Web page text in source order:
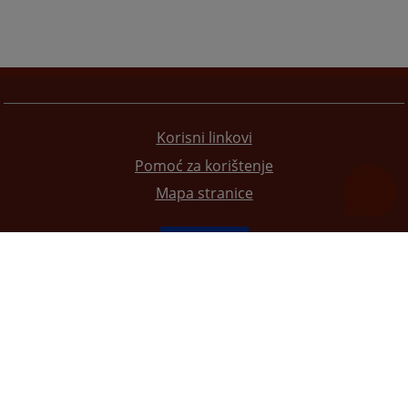
Korisni linkovi
Pomoć za korištenje
Mapa stranice